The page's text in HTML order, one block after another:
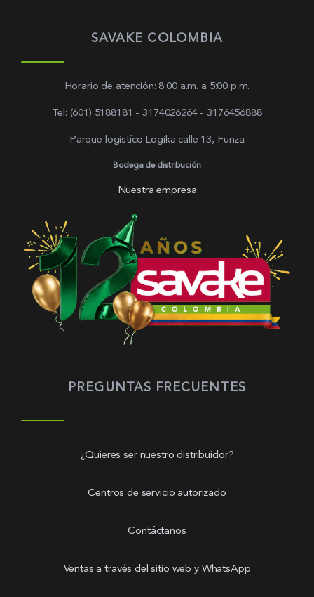
SAVAKE COLOMBIA
Horario de atención: 8:00 a.m. a 5:00 p.m.
Tel: (601) 5188181 - 3174026264 - 3176456888
Parque logistíco Logika calle 13, Funza
Bodega de distribución
Nuestra empresa
PREGUNTAS FRECUENTES
¿Quieres ser nuestro distribuidor?
Centros de servicio autorizado
Contáctanos
Ventas a través del sitio web y WhatsApp